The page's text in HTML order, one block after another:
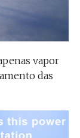
vapor
das